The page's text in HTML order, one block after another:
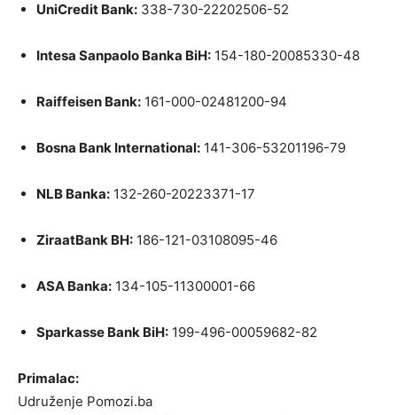
UniCredit Bank: 338-730-22202506-52
Intesa Sanpaolo Banka BiH: 154-180-20085330-48
Raiffeisen Bank: 161-000-02481200-94
Bosna Bank International: 141-306-53201196-79
NLB Banka: 132-260-20223371-17
ZiraatBank BH: 186-121-03108095-46
ASA Banka: 134-105-11300001-66
Sparkasse Bank BiH: 199-496-00059682-82
Primalac:
Udruženje Pomozi.ba